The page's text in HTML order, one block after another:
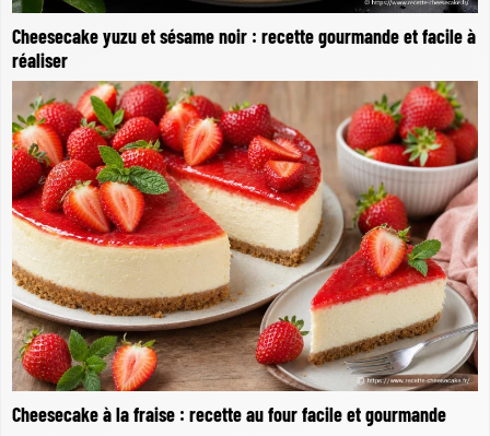
Cheesecake yuzu et sésame noir : recette gourmande et facile à
réaliser
Cheesecake à la fraise : recette au four facile et gourmande